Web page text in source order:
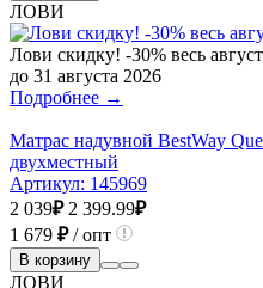
ЛОВИ
Лови скидку! -30% весь
до 31 августа 2026
Подробнее →
Матрас надувной BestWay
двухместный
Артикул: 145969
2 039₽ 2 399.99₽
1 679 ₽/ опт
В корзину
ЛОВИ